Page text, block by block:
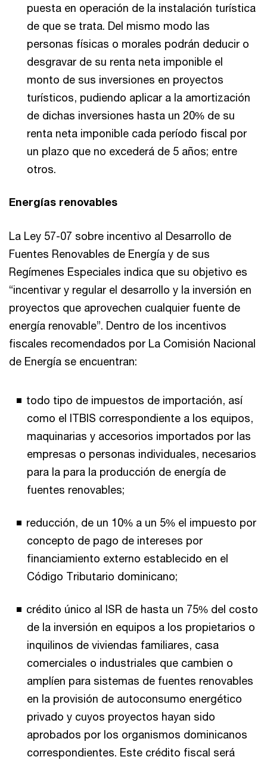
puesta en operación de la instalación turística
de que se trata. Del mismo modo las
personas físicas o morales podrán deducir o
desgravar de su renta neta imponible el
monto de sus inversiones en proyectos
turísticos, pudiendo aplicar a la amortización
de dichas inversiones hasta un 20% de su
renta neta imponible cada período fiscal por
un plazo que no excederá de 5 años; entre
otros.
Energías renovables
La Ley 57-07 sobre incentivo al Desarrollo de
Fuentes Renovables de Energía y de sus
Regímenes Especiales indica que su objetivo es
“incentivar y regular el desarrollo y la inversión en
proyectos que aprovechen cualquier fuente de
energía renovable”. Dentro de los incentivos
fiscales recomendados por La Comisión Nacional
de Energía se encuentran:
todo tipo de impuestos de importación, así
como el ITBIS correspondiente a los equipos,
maquinarias y accesorios importados por las
empresas o personas individuales, necesarios
para la para la producción de energía de
fuentes renovables;
reducción, de un 10% a un 5% el impuesto por
concepto de pago de intereses por
financiamiento externo establecido en el
Código Tributario dominicano;
crédito único al ISR de hasta un 75% del costo
de la inversión en equipos a los propietarios o
inquilinos de viviendas familiares, casa
comerciales o industriales que cambien o
amplíen para sistemas de fuentes renovables
en la provisión de autoconsumo energético
privado y cuyos proyectos hayan sido
aprobados por los organismos dominicanos
correspondientes. Este crédito fiscal será